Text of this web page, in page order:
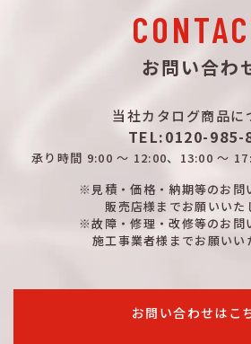
100
詳細はこちら 100 600
詳細はこちら 100 700
詳細はこちら 100 700
詳細はこちら 100 800
詳細はこちら 100 900
お問い合わ
当社カタログ商品に
TEL:0120-985-
承り時間 9:00 ～ 12:00、13:00 ～
※見積・価格・納期等のお問
販売店様までお願いいた
※故障・修理・改修等のお問
施工事業者様までお願いい
お問い合わせはこ